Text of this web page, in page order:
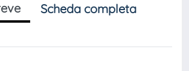
Scheda completa